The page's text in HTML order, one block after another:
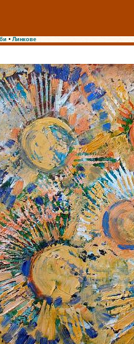
• Линкове